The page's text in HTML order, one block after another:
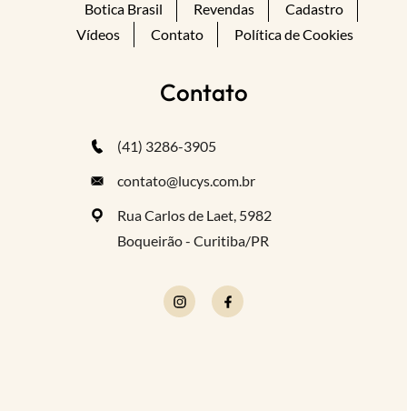
Botica Brasil
Revendas
Cadastro
Vídeos
Contato Política de Cookies
Contato
(41) 3286-3905
contato@lucys.com.br
Rua Carlos de Laet, 5982
Boqueirão - Curitiba/PR